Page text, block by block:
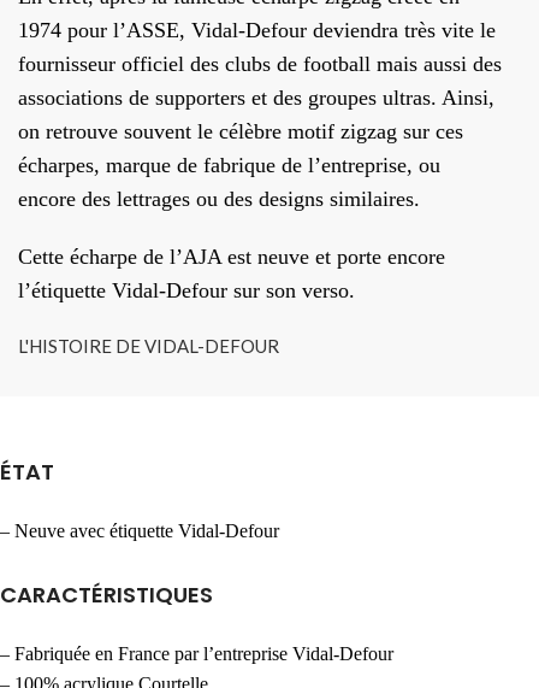
1974 pour l’ASSE, Vidal-Defour deviendra très vite le
fournisseur officiel des clubs de football mais aussi des
associations de supporters et des groupes ultras. Ainsi,
on retrouve souvent le célèbre motif zigzag sur ces
écharpes, marque de fabrique de l’entreprise, ou
encore des lettrages ou des designs similaires.
Cette écharpe de l’AJA est neuve et porte encore
l’étiquette Vidal-Defour sur son verso.
L'HISTOIRE DE VIDAL-DEFOUR
ÉTAT
– Neuve avec étiquette Vidal-Defour
CARACTÉRISTIQUES
– Fabriquée en France par l’entreprise Vidal-Defour